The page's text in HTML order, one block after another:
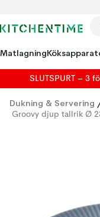
Matlagning
SLUTSPURT – 3
Dukning & Servering
Groovy djup tallrik Ø